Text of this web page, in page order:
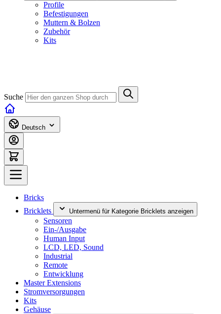
Profile
Befestigungen
Muttern & Bolzen
Zubehör
Kits
Suche
Deutsch
Bricks
Bricklets
Untermenü für Kategorie Bricklets anzeigen
Sensoren
Ein-/Ausgabe
Human Input
LCD, LED, Sound
Industrial
Remote
Entwicklung
Master Extensions
Stromversorgungen
Kits
Gehäuse